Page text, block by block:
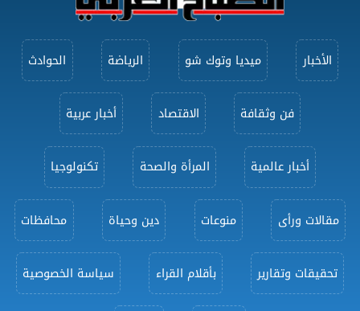
الأخبار ميديا وتوك شو الرياضة الحوادث
فن وثقافة الاقتصاد أخبار عربية
أخبار عالمية المرأة والصحة تكنولوجيا
مقالات ورأى منوعات دين وحياة محافظات
تحقيقات وتقارير بأقلام القراء سياسة الخصوصية